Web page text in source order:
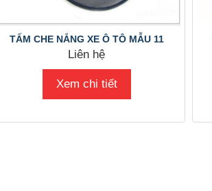
TẤM CHE NẮNG XE Ô TÔ MẪU 11
Liên hệ
Xem chi tiết